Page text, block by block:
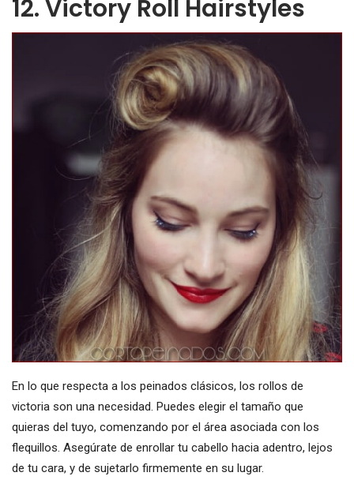
12. Victory Roll Hairstyles
En lo que respecta a los peinados clásicos, los rollos de
victoria son una necesidad. Puedes elegir el tamaño que
quieras del tuyo, comenzando por el área asociada con los
flequillos. Asegúrate de enrollar tu cabello hacia adentro, lejos
de tu cara, y de sujetarlo firmemente en su lugar.